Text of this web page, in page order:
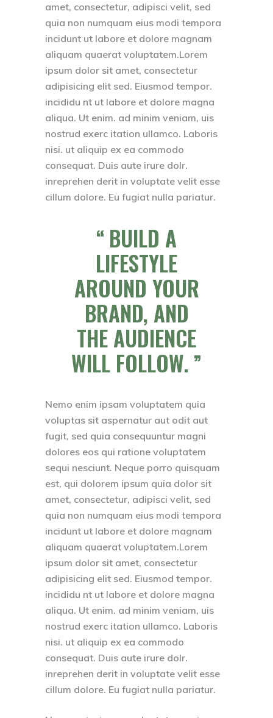
amet, consectetur, adipisci velit, sed
quia non numquam eius modi tempora
incidunt ut labore et dolore magnam
aliquam quaerat voluptatem.Lorem
ipsum dolor sit amet, consectetur
adipisicing elit sed. Eiusmod tempor.
incididu nt ut labore et dolore magna
aliqua. Ut enim. ad minim veniam, uis
nostrud exerc itation ullamco. Laboris
nisi. ut aliquip ex ea commodo
consequat. Duis aute irure dolr.
inreprehen derit in voluptate velit esse
cillum dolore. Eu fugiat nulla pariatur.
BUILD A
LIFESTYLE
AROUND YOUR
BRAND, AND
THE AUDIENCE
WILL FOLLOW.
Nemo enim ipsam voluptatem quia
voluptas sit aspernatur aut odit aut
fugit, sed quia consequuntur magni
dolores eos qui ratione voluptatem
sequi nesciunt. Neque porro quisquam
est, qui dolorem ipsum quia dolor sit
amet, consectetur, adipisci velit, sed
quia non numquam eius modi tempora
incidunt ut labore et dolore magnam
aliquam quaerat voluptatem.Lorem
ipsum dolor sit amet, consectetur
adipisicing elit sed. Eiusmod tempor.
incididu nt ut labore et dolore magna
aliqua. Ut enim. ad minim veniam, uis
nostrud exerc itation ullamco. Laboris
nisi. ut aliquip ex ea commodo
consequat. Duis aute irure dolr.
inreprehen derit in voluptate velit esse
cillum dolore. Eu fugiat nulla pariatur.